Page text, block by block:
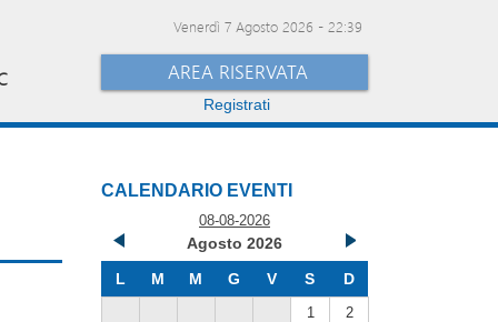
Venerdì 7 Agosto 2026 - 22:39
AREA RISERVATA
Registrati
CALENDARIO EVENTI
08-08-2026
Agosto 2026
L
M M G V S D
1
2